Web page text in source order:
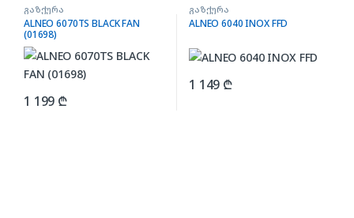
გაზქურა
ALNEO 6070TS BLACK FAN
(01698)
1 199 ₾
გაზქურა
ALNEO 6040 INOX FFD
1 149 ₾